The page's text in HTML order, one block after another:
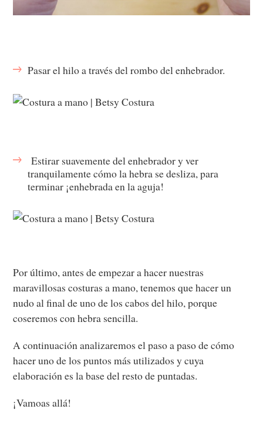
Pasar el hilo a través del rombo del enhebrador.
Estirar suavemente del enhebrador y ver
tranquilamente cómo la hebra se desliza, para
terminar ¡enhebrada en la aguja!
Por último, antes de empezar a hacer nuestras
maravillosas costuras a mano, tenemos que hacer un
nudo al final de uno de los cabos del hilo, porque
coseremos con hebra sencilla.
A continuación analizaremos el paso a paso de cómo
hacer uno de los puntos más utilizados y cuya
elaboración es la base del resto de puntadas.
¡Vamoas allá!